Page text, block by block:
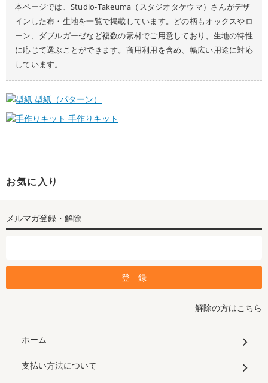
本ページでは、Studio-Takeuma（スタジオタケウマ）さんがデザ
インした布・生地を一覧で掲載しています。どの柄もオックスやロ
ーン、ダブルガーゼなど複数の素材でご用意しており、生地の特性
に応じて選ぶことができます。商用利用を含め、幅広い用途に対応
しています。
型紙（パターン）
手作りキット
お気に入り
メルマガ登録・解除
解除の方はこちら
ホーム
支払い方法について